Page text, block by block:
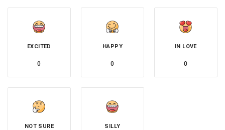
EXCITED
0
HAPPY
0
IN LOVE
0
NOT SURE SILLY